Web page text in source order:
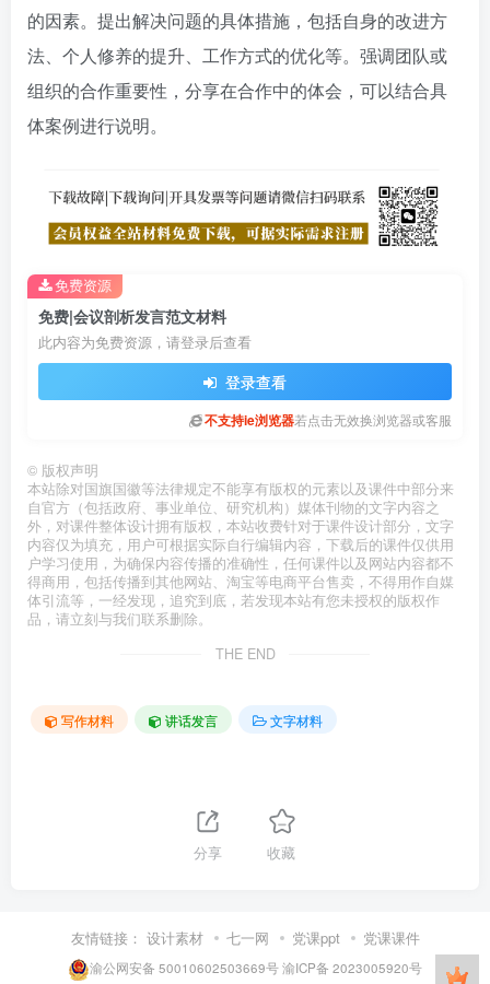
的因素。提出解决问题的具体措施，包括自身的改进方
法、个人修养的提升、工作方式的优化等。强调团队或
组织的合作重要性，分享在合作中的体会，可以结合具
体案例进行说明。
免费|会议剖析发言范文材料
此内容为免费资源，请登录后查看
登录查看
不支持ie浏览器若点击无效换浏览器或客服
免费资源
© 版权声明
本站除对国旗国徽等法律规定不能享有版权的元素以及课件中部分来
自官方（包括政府、事业单位、研究机构）媒体刊物的文字内容之
外，对课件整体设计拥有版权，本站收费针对于课件设计部分，文字
内容仅为填充，用户可根据实际自行编辑内容，下载后的课件仅供用
户学习使用，为确保内容传播的准确性，任何课件以及网站内容都不
得商用，包括传播到其他网站、淘宝等电商平台售卖，不得用作自媒
体引流等，一经发现，追究到底，若发现本站有您未授权的版权作
品，请立刻与我们联系删除。
THE END
写作材料 讲话发言 文字材料
分享 收藏
友情链接： 设计素材 七一网 党课ppt 党课课件
渝公网安备 50010602503669号渝ICP备 2023005920号